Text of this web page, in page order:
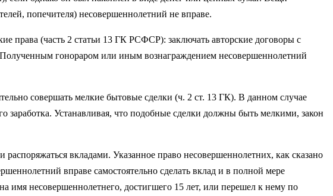
попечителя) несовершеннолетний не вправе.
права (часть 2 статьи 13 ГК РСФСР): заключать авторские договоры с
гонораром или иным вознаграждением несовершеннолетний
совершать мелкие бытовые сделки (ч. 2 ст. 13 ГК). В данном случае
заработка. Устанавливая, что подобные сделки должны быть мелкими, закон
вкладами. Указанное право несовершеннолетних, как сказано
вправе самостоятельно сделать вклад и в полной мере
имя несовершеннолетнего, достигшего 15 лет, или перешел к нему по